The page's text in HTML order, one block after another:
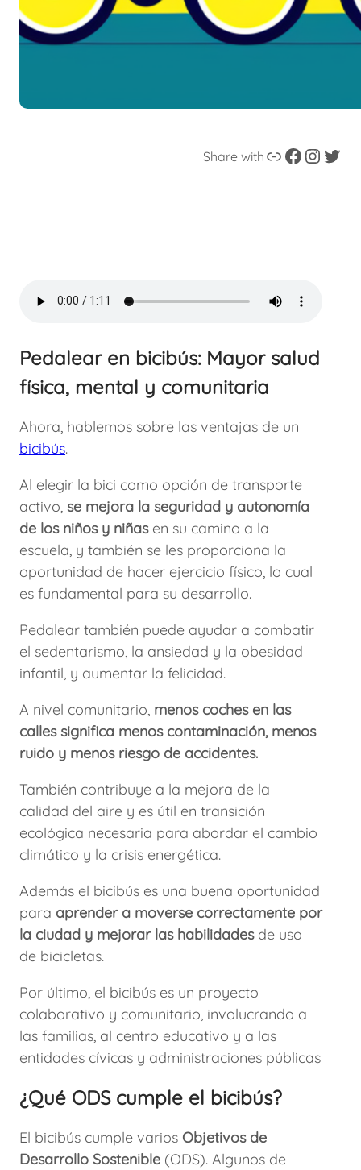
Share with Enlace Facebook Instagram Twitter
Pedalear en bicibús: Mayor salud
física, mental y comunitaria
Ahora, hablemos sobre las ventajas de un
bicibús.
Al elegir la bici como opción de transporte
activo, se mejora la seguridad y autonomía
de los niños y niñasen su camino a la
escuela, y también se les proporciona la
oportunidad de hacer ejercicio físico, lo cual
es fundamental para su desarrollo.
Pedalear también puede ayudar a combatir
el sedentarismo, la ansiedad y la obesidad
infantil, y aumentar la felicidad.
A nivel comunitario, menos coches en las
calles significa menos contaminación, menos
ruido y menos riesgo de accidentes.
También contribuye a la mejora de la
calidad del aire y es útil en transición
ecológica necesaria para abordar el cambio
climático y la crisis energética.
Además el bicibús es una buena oportunidad
para aprender a moverse correctamente por
la ciudad y mejorar las habilidadesde uso
de bicicletas.
Por último, el bicibús es un proyecto
colaborativo y comunitario, involucrando a
las familias, al centro educativo y a las
entidades cívicas y administraciones públicas
¿Qué ODS cumple el bicibús?
El bicibús cumple varios Objetivos de
Desarrollo Sostenible (ODS). Algunos de